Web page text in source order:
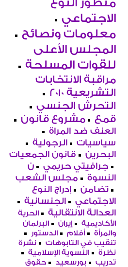
منظور النوع
الاجتماعي
معلومات ونصائح
المجلس الأعلى
للقوات المسلحة
مراقبة الانتخابات
التشريعية 2010
التحرش الجنسي
قمع
مشروع قانون
العنف ضد المراة
سياسيات
الرجولية
البحرين
قانون الجمعيات
جرافيتي حريمي
ن
النسوة
مجلس الشعب
تضامن
إدراج النوع
الاجتماعي
الجنسانية
العدالة الانتقالية
الحرية
الأكاديمية
إيران
البرلمان
والمرأة
أفلام
الدستور
تنقيب في التابوهات
نشرة
نظرة
النسوية الإسلامية
تدريب
بورسعيد
حقوق